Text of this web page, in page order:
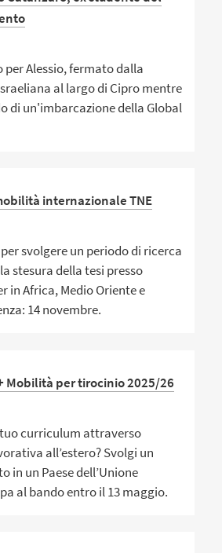
per Alessio, fermato dalla
al largo di Cipro mentre
di un'imbarcazione della Global
internazionale TNE
svolgere un periodo di ricerca
stesura della tesi presso
in Africa, Medio Oriente e
14 novembre.
Mobilità per tirocinio 2025/26
curriculum attraverso
all’estero? Svolgi un
in un Paese dell’Unione
al bando entro il 13 maggio.